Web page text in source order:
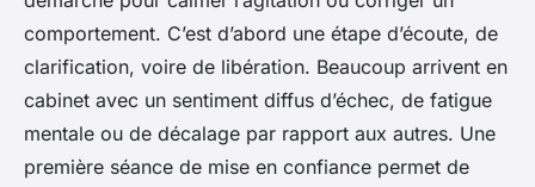
comportement. C’est d’abord une étape d’écoute, de
clarification, voire de libération. Beaucoup arrivent en
cabinet avec un sentiment diffus d’échec, de fatigue
mentale ou de décalage par rapport aux autres. Une
première séance de mise en confiance permet de